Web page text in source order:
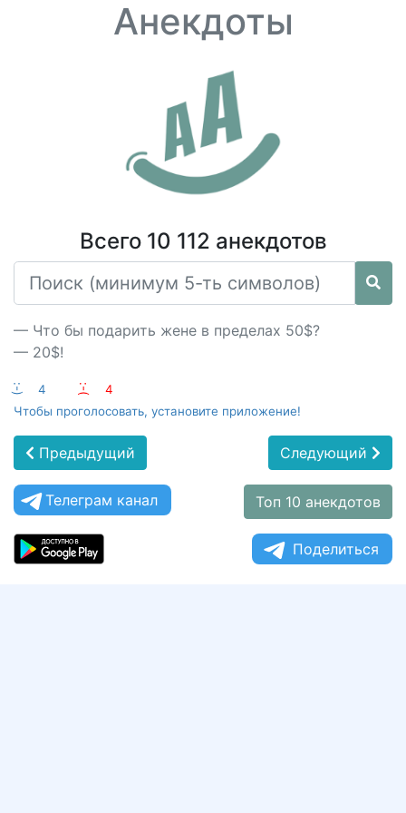
Анекдоты
Всего 10 112 анекдотов
— Что бы подарить жене в пределах 50$?
— 20$!
:-) 4 :-(
4
Чтобы проголосовать, установите приложение!
Предыдущий Следующий
Телеграм канал Топ 10 анекдотов
Поделиться